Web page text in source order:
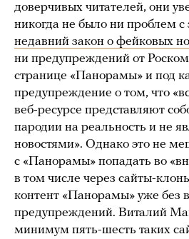
доверчивых читателей, они
никогда не было ни проблем
недавний закон о фейковых
ни предупреждений от
странице «Панорамы» и под
предупреждение о том, что
веб-ресурсе представляют
пародии на реальность и не
новостями». Однако это не
с «Панорамы» попадать во
в том числе через сайты-
контент «Панорамы» уже без
предупреждений. Виталий
минимум пять-шесть таких